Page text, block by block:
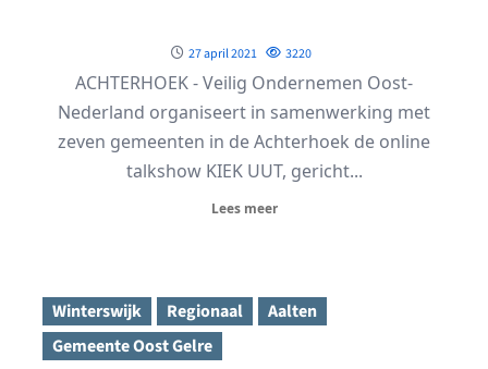
27 april 2021 3220
ACHTERHOEK - Veilig Ondernemen Oost-
Nederland organiseert in samenwerking met
zeven gemeenten in de Achterhoek de online
talkshow KIEK UUT, gericht...
Lees meer
Winterswijk Regionaal
Aalten
Gemeente Oost Gelre